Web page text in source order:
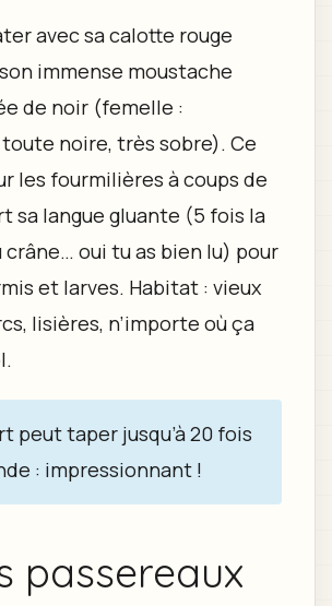
avec sa calotte rouge
immense moustache
de noir (femelle :
noire, très sobre). Ce
les fourmilières à coups de
sa langue gluante (5 fois la
crâne… oui tu as bien lu) pour
et larves. Habitat : vieux
lisières, n’importe où ça
peut taper jusqu’à 20 fois
: impressionnant !
passereaux